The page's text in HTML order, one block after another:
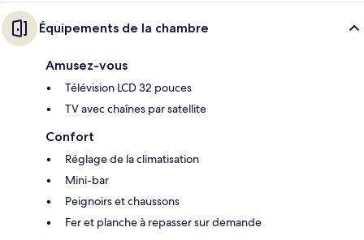
Équipements de la chambre
Amusez-vous
Télévision LCD 32 pouces
TV avec chaînes par satellite
Confort
Réglage de la climatisation
Mini-bar
Peignoirs et chaussons
Fer et planche à repasser sur demande